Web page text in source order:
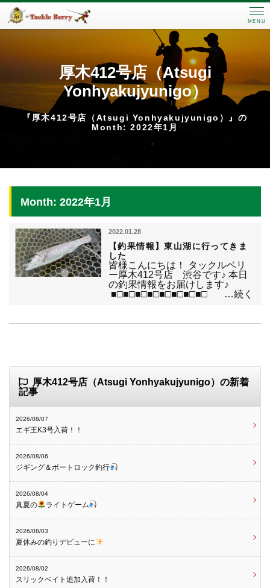
MENU
厚木412号店（Atsugi
Yonhyakujyunigo）
『厚木412号店（Atsugi Yonhyakujyunigo）』の
Month: 2022年1月
Month: 2022年1月
2022.01.28
【釣果情報】東山湖に行ってきま
した
皆様こんにちは！ タックルベリ
ー厚木412号店 渋谷です♪ 本日
の釣果情報をお届けします♪
■□■□■□■□■□■□■□■□ …続く
厚木412号店（Atsugi Yonhyakujyunigo）の新着
記事
2026/08/07
エギ王K3号入荷！！
2026/08/06
ジギング＆ボートロック釣行
2026/08/04
真夏の ライトゲーム
2026/08/03
夏休みの釣りデビューに
2026/08/02
スリックベイト追加入荷！！